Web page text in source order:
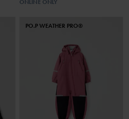
ONLINE ONLY
PO.P WEATHER PRO®